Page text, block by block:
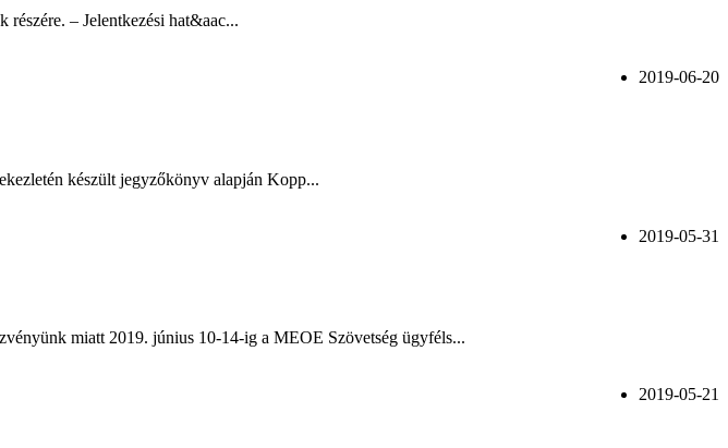
– Jelentkezési hat&aac...
2019-06-20
készült jegyzőkönyv alapján Kopp...
2019-05-31
miatt 2019. június 10-14-ig a MEOE Szövetség ügyféls...
2019-05-21